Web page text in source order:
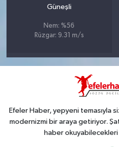
Güneşli
Nem: %56
Rüzgar: 9.31 m/s
Efeler Haber, yepyeni temasıyla
modernizmi bir araya getiriyor.
haber okuyabilecekleri